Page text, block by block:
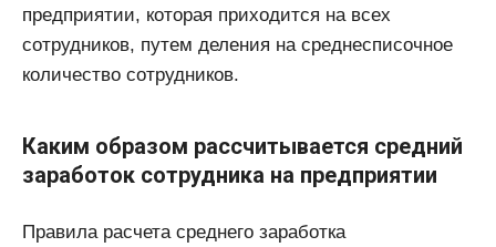
предприятии, которая приходится на всех
сотрудников, путем деления на среднесписочное
количество сотрудников.
Каким образом рассчитывается средний
заработок сотрудника на предприятии
Правила расчета среднего заработка